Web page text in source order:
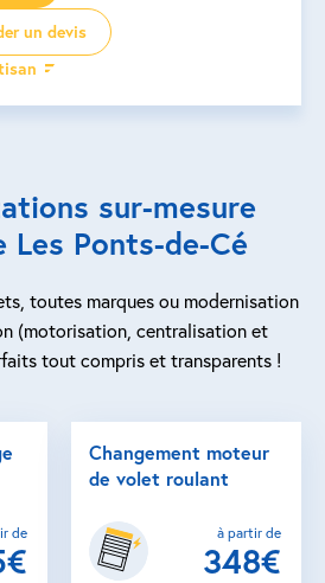
un devis
sur-mesure
Les Ponts-de-Cé
toutes marques ou modernisation
(motorisation, centralisation et
tout compris et transparents !
de
Changement moteur
de volet roulant
à partir de
348€